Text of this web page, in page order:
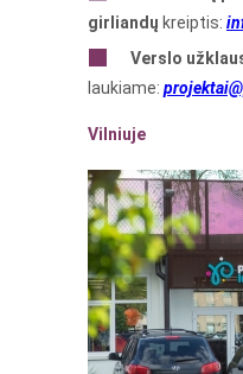
girliandų kreiptis:
Verslo
laukiame:
Vilniuje